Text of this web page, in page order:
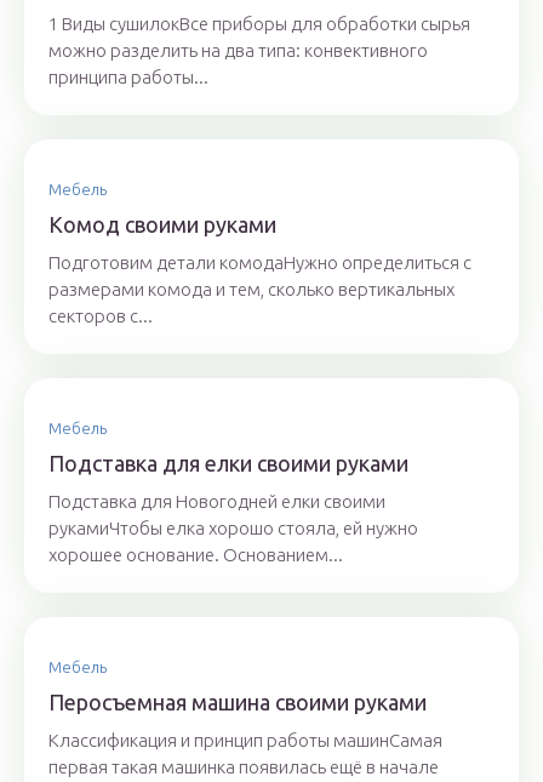
1 Виды сушилокВсе приборы для обработки сырья
можно разделить на два типа: конвективного
принципа работы...
Мебель
Комод своими руками
Подготовим детали комодаНужно определиться с
размерами комода и тем, сколько вертикальных
секторов с...
Мебель
Подставка для елки своими руками
Подставка для Новогодней елки своими
рукамиЧтобы елка хорошо стояла, ей нужно
хорошее основание. Основанием...
Мебель
Перосъемная машина своими руками
Классификация и принцип работы машинСамая
первая такая машинка появилась ещё в начале